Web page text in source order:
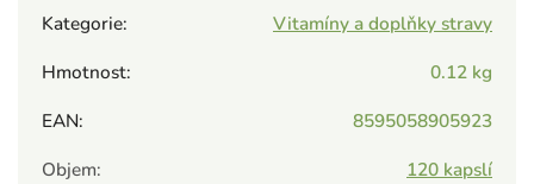
Kategorie:
Vitamíny a doplňky stravy
Hmotnost:
0.12 kg
EAN:
8595058905923
Objem: 120 kapslí